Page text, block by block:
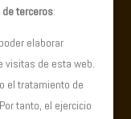
terceros:
elaborar
visitas de esta web.
el tratamiento de
tanto, el ejercicio